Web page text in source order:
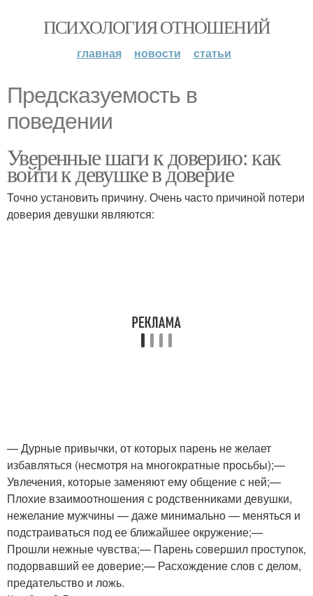
ПСИХОЛОГИЯ ОТНОШЕНИЙ
главная новости статьи
Предсказуемость в
поведении
Уверенные шаги к доверию: как
войти к девушке в доверие
Точно установить причину. Очень часто причиной потери
доверия девушки являются:
— Дурные привычки, от которых парень не желает
избавляться (несмотря на многократные просьбы);—
Увлечения, которые заменяют ему общение с ней;—
Плохие взаимоотношения с родственниками девушки,
нежелание мужчины — даже минимально — меняться и
подстраиваться под ее ближайшее окружение;—
Прошли нежные чувства;— Парень совершил проступок,
подорвавший ее доверие;— Расхождение слов с делом,
предательство и ложь.